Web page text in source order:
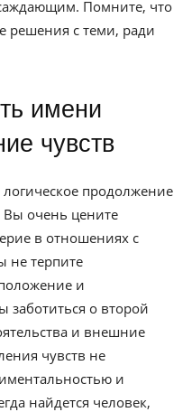
Помните, что
решения с теми, ради
чувств
продолжение
очень цените
в отношениях с
не терпите
и
заботиться о второй
и внешние
чувств не
и
найдется человек,